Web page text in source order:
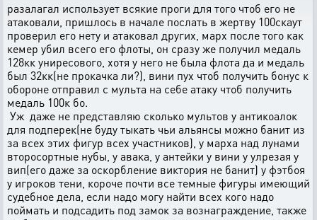
разалагал использует всякие проги для того чтоб его не
атаковали, пришлось в начале послать в жертву 100скаут
проверил его нету и атаковал других, марх после того как
кемер убил всего его флоты, он сразу же получил медаль
128кк униресового, хотя у него не была флота да и медаль
был 32кк(не прокачка ли?), вини пух чтоб получить бонус к
обороне отправил с мульта на себе атаку чтоб получить
медаль 100к бо.
Уж даже не представляю сколько мультов у антикоалок
для подперек(не буду тыкать чьи альянсы можно банит из
за всех этих фигур всех участников), у марха над лунами
второсортные нубы, у авака, у антейки у вини у улрезая у
вип(его даже за оскорбление виктория не банит) у фэтбоя
у игроков тени, короче почти все темные фигуры имеющий
судебное дела, если надо могу найти всех кого надо
поймать и подсадить под замок за вознаграждение, также